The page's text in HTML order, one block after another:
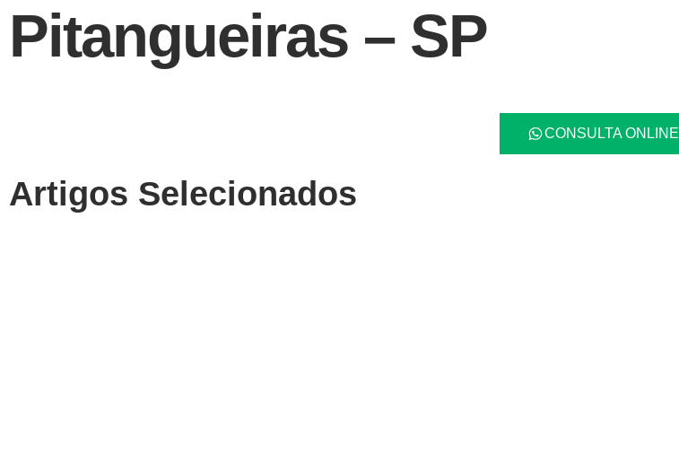
Pitangueiras – SP
CONSULTA ONLINE
Artigos Selecionados